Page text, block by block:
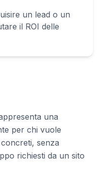
un lead o un
il ROI delle
una
per chi vuole
senza
richiesti da un sito